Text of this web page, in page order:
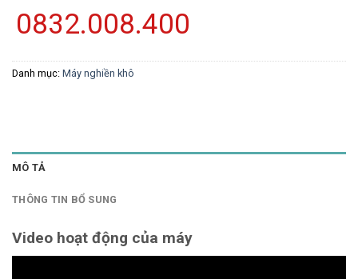
0832.008.400
Danh mục: Máy nghiền khô
MÔ TẢ
THÔNG TIN BỔ SUNG
Video hoạt động của máy